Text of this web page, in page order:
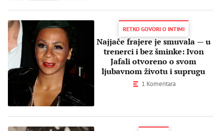
RETKO GOVORI O INTIMI
Najjače frajere je smuvala — u
trenerci i bez šminke: Ivon
Jafali otvoreno o svom
ljubavnom životu i suprugu
1 Komentara